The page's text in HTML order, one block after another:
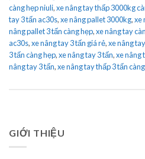
càng hẹp niuli,xe nâng tay thấp 3000kg
tay 3 tấn ac30s,xe nâng pallet 3000kg,xe
nâng pallet 3 tấn càng hẹp,xe nâng tay
ac30s,xe nâng tay 3 tấn giá rẻ,xe nâng
3 tấn càng hẹp,xe nâng tay 3 tấn,xe nâng
nâng tay 3 tấn,xe nâng tay thấp 3 tấn
GIỚI THIỆU